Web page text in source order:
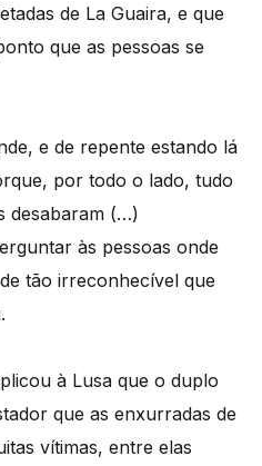
de La Guaira, e que
que as pessoas se
e de repente estando lá
por todo o lado, tudo
desabaram (…)
às pessoas onde
tão irreconhecível que
à Lusa que o duplo
que as enxurradas de
vítimas, entre elas